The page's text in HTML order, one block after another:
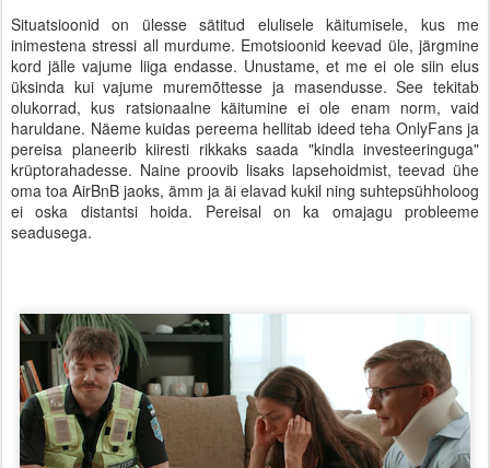
Situatsioonid on ülesse sätitud elulisele käitumisele, kus me
inimestena stressi all murdume. Emotsioonid keevad üle, järgmine
kord jälle vajume liiga endasse. Unustame, et me ei ole siin elus
üksinda kui vajume muremõttesse ja masendusse. See tekitab
olukorrad, kus ratsionaalne käitumine ei ole enam norm, vaid
haruldane. Näeme kuidas pereema hellitab ideed teha OnlyFans ja
pereisa planeerib kiiresti rikkaks saada "kindla investeeringuga"
krüptorahadesse. Naine proovib lisaks lapsehoidmist, teevad ühe
oma toa AirBnB jaoks, ämm ja äi elavad kukil ning suhtepsühholoog
ei oska distantsi hoida. Pereisal on ka omajagu probleeme
seadusega.